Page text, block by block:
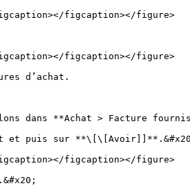
figcaption></figure>
figcaption></figure>
d’achat.
dans **Achat > Facture
et puis sur
figcaption></figure>